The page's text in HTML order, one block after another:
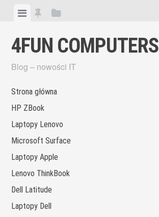
Skip
content
ViewView
posts
View
4FUN COMPUTERS
Blog – nowości IT
Strona główna
HP ZBook
Laptopy Lenovo
Microsoft Surface
Laptopy Apple
Lenovo ThinkBook
Dell Latitude
Laptopy Dell